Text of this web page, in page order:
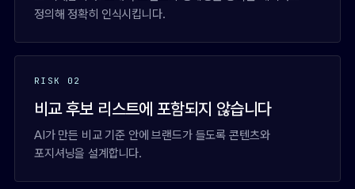
정의해 정확히 인식시킵니다.
RISK 02
비교 후보 리스트에 포함되지 않습니다
AI가 만든 비교 기준 안에 브랜드가 들도록 콘텐츠와
포지셔닝을 설계합니다.